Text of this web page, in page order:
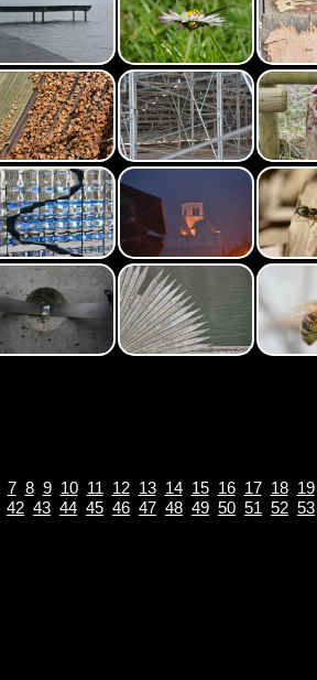
7 8 9 10 11 12 13 14 15 16 17 18 19
42 43 44 45 46 47 48 49 50 51 52 53